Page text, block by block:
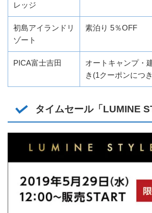
レッジ
初島アイランドリ
ゾート
素泊り 5％OFF
PICA富士吉田
オートキャンプ・
き(1クーポンにつ
タイムセール「LUMINE